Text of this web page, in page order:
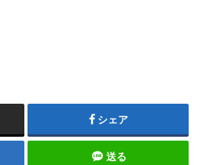
シェア
送る